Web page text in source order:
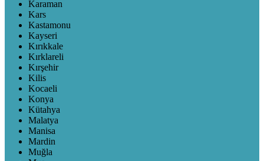
Karaman
Kars
Kastamonu
Kayseri
Kırıkkale
Kırklareli
Kırşehir
Kilis
Kocaeli
Konya
Kütahya
Malatya
Manisa
Mardin
Muğla